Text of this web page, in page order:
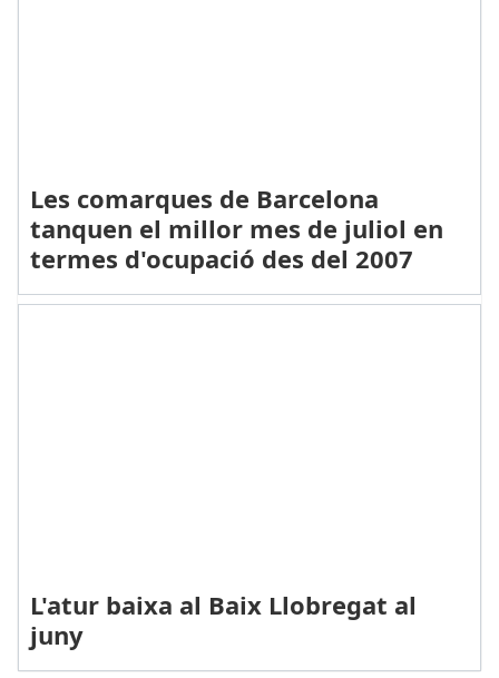
Les comarques de Barcelona
tanquen el millor mes de juliol en
termes d'ocupació des del 2007
L'atur baixa al Baix Llobregat al
juny